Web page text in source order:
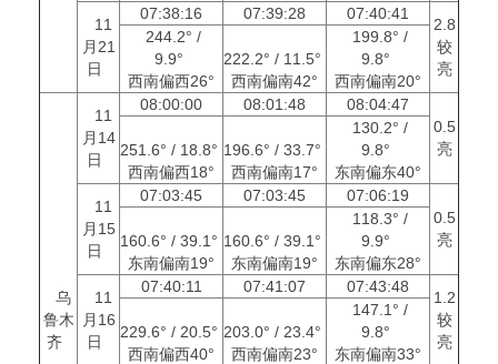
11
月21
日
07:38:16 07:39:28 07:40:41
2.8
较
亮
244.2° /
9.9°
西南偏西26°
222.2° / 11.5°
西南偏南42°
199.8° /
9.8°
西南偏南20°
乌
鲁木
齐
11
月14
日
08:00:00 08:01:48
08:04:47
0.5
亮
251.6° / 18.8°
西南偏西18°
196.6° / 33.7°
西南偏南17°
130.2° /
9.8°
东南偏东40°
11
月15
日
07:03:45 07:03:45
07:06:19
0.5
亮
160.6° / 39.1°
东南偏南19°
160.6° / 39.1°
东南偏南19°
118.3° /
9.9°
东南偏东28°
11
月16
日
07:40:11 07:41:07 07:43:48
1.2
较
亮
229.6° / 20.5°
西南偏西40°
203.0° / 23.4°
西南偏南23°
147.1° /
9.8°
东南偏南33°